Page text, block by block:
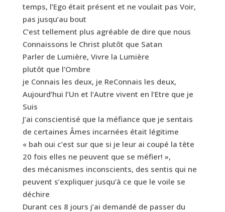
temps, l’Ego était présent et ne voulait pas Voir,
pas jusqu’au bout
C’est tellement plus agréable de dire que nous
Connaissons le Christ plutôt que Satan
Parler de Lumière, Vivre la Lumière
plutôt que l’Ombre
je Connais les deux, je ReConnais les deux,
Aujourd’hui l’Un et l’Autre vivent en l’Etre que je
Suis
J’ai conscientisé que la méfiance que je sentais
de certaines Âmes incarnées était légitime
« bah oui c’est sur que si je leur ai coupé la tète
20 fois elles ne peuvent que se méfier! »,
des mécanismes inconscients, des sentis qui ne
peuvent s’expliquer jusqu’à ce que le voile se
déchire
Durant ces 8 jours j’ai demandé de passer du